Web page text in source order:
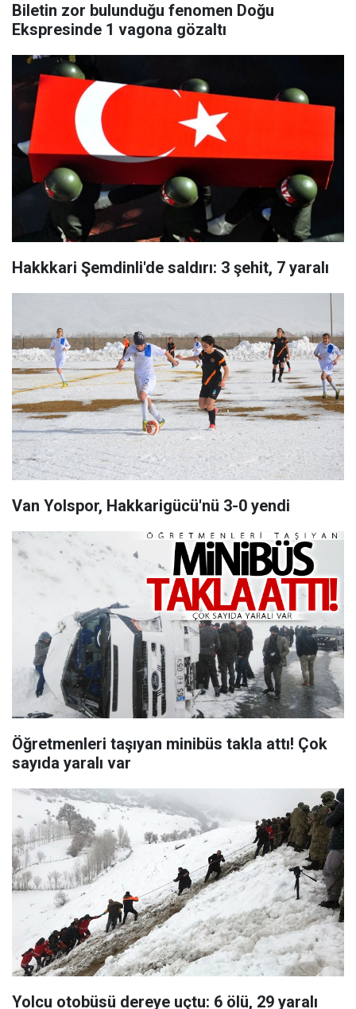
Biletin zor bulunduğu fenomen Doğu
Ekspresinde 1 vagona gözaltı
Hakkkari Şemdinli'de saldırı: 3 şehit, 7 yaralı
Van Yolspor, Hakkarigücü'nü 3-0 yendi
Öğretmenleri taşıyan minibüs takla attı! Çok
sayıda yaralı var
Yolcu otobüsü dereye uçtu: 6 ölü, 29 yaralı